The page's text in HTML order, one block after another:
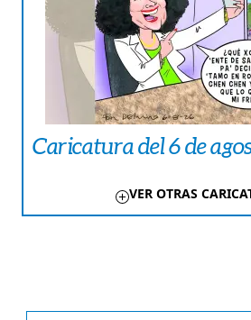
Caricatura del 6 de
VER OTRAS
Caricatura del 6